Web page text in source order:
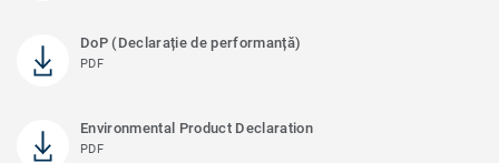
DoP (Declarație de performanță)
PDF
Environmental Product Declaration
PDF